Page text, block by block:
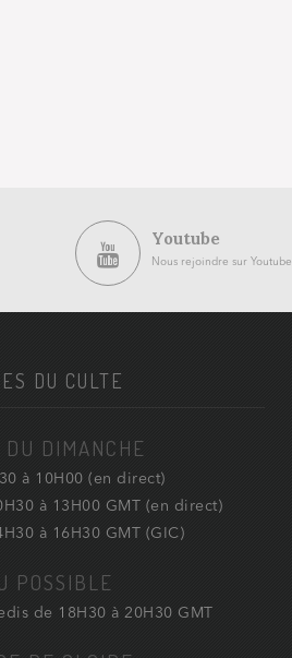
Youtube
Nous rejoindre sur Youtube
DU CULTE
DU DIMANCHE
à 10H00 (en direct)
à 13H00 GMT (en direct)
à 16H30 GMT (GIC)
POSSIBLE
de 18H30 à 20H30 GMT